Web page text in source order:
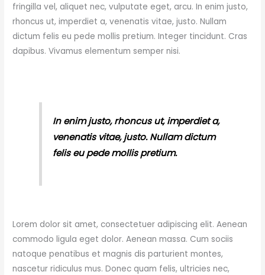
fringilla vel, aliquet nec, vulputate eget, arcu. In enim justo,
rhoncus ut, imperdiet a, venenatis vitae, justo. Nullam
dictum felis eu pede mollis pretium. Integer tincidunt. Cras
dapibus. Vivamus elementum semper nisi.
In enim justo, rhoncus ut, imperdiet a,
venenatis vitae, justo. Nullam dictum
felis eu pede mollis pretium.
Lorem dolor sit amet, consectetuer adipiscing elit. Aenean
commodo ligula eget dolor. Aenean massa. Cum sociis
natoque penatibus et magnis dis parturient montes,
nascetur ridiculus mus. Donec quam felis, ultricies nec,